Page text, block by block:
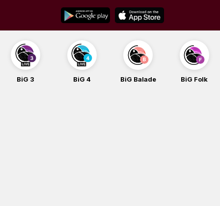
content
BiG 3 BiG 4 BiG Balade BiG Folk